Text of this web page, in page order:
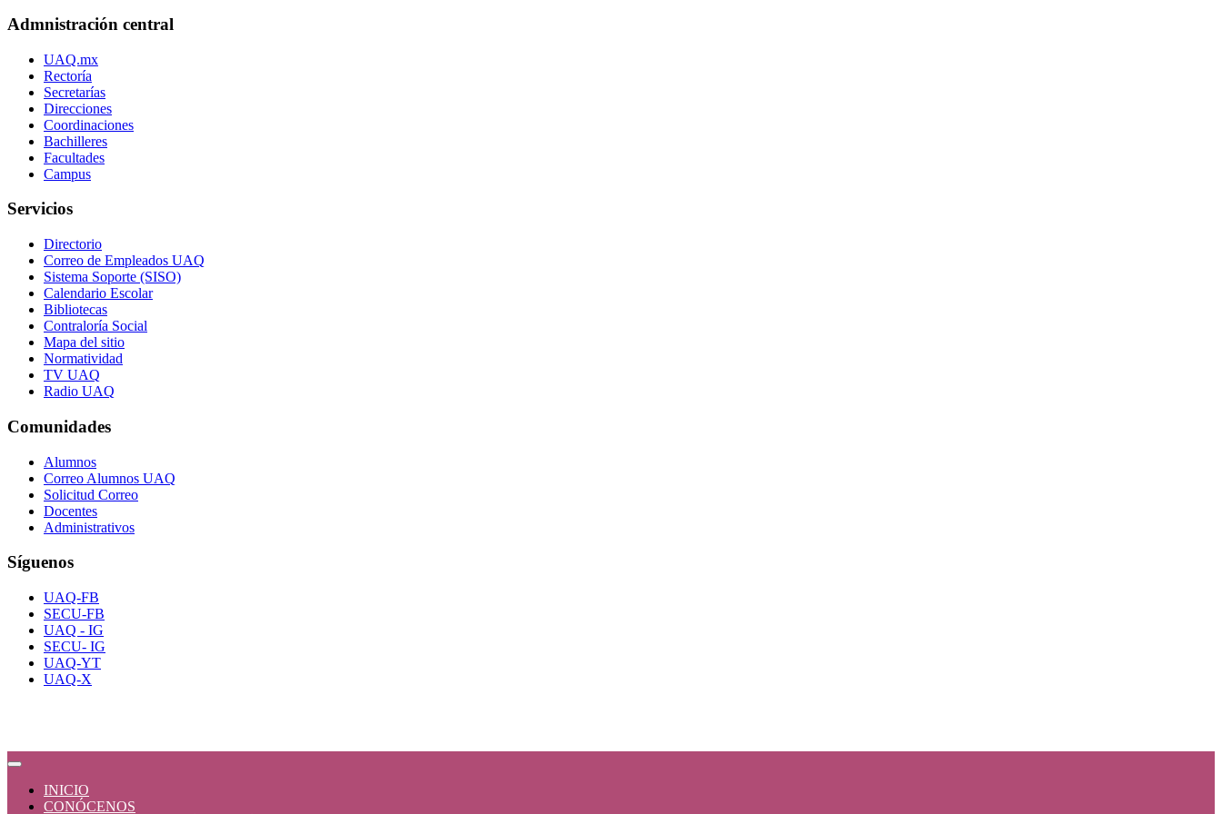
Admnistración central
UAQ.mx
Rectoría
Secretarías
Direcciones
Coordinaciones
Bachilleres
Facultades
Campus
Servicios
Directorio
Correo de Empleados UAQ
Sistema Soporte (SISO)
Calendario Escolar
Bibliotecas
Contraloría Social
Mapa del sitio
Normatividad
TV UAQ
Radio UAQ
Comunidades
Alumnos
Correo Alumnos UAQ
Solicitud Correo
Docentes
Administrativos
Síguenos
UAQ-FB
SECU-FB
UAQ - IG
SECU- IG
UAQ-YT
UAQ-X
INICIO
CONÓCENOS